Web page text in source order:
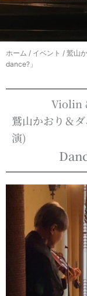
ホーム / イベント / 鷲山
dance?」
Violin
鷲山かおり＆
演)